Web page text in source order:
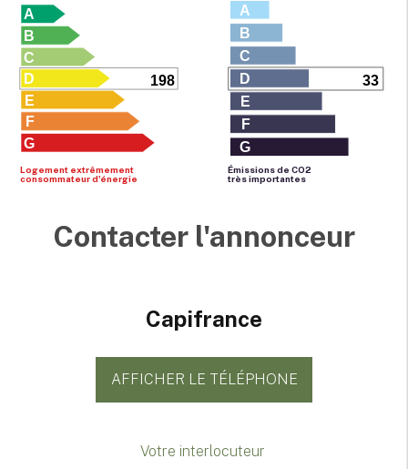
A
B
C
198
D
E
F
G
Logement extrêmement
consommateur d'énergie
A
B
C
33
D
E
F
G
Émissions de CO2
très importantes
Contacter l'annonceur
Capifrance
AFFICHER LE TÉLÉPHONE
Votre interlocuteur